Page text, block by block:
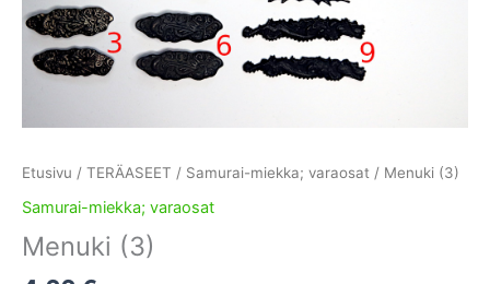
Etusivu / TERÄASEET / Samurai-miekka; varaosat / Menuki (3)
Samurai-miekka; varaosat
Menuki (3)